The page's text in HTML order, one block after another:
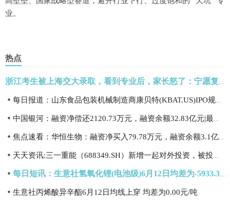
业。
热点
生意社丙烯酸异辛酯6月12日均线上穿 均差为0.00元/吨